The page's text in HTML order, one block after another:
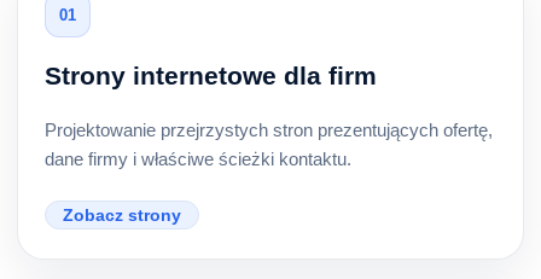
01
Strony internetowe dla firm
Projektowanie przejrzystych stron prezentujących ofertę,
dane firmy i właściwe ścieżki kontaktu.
Zobacz strony